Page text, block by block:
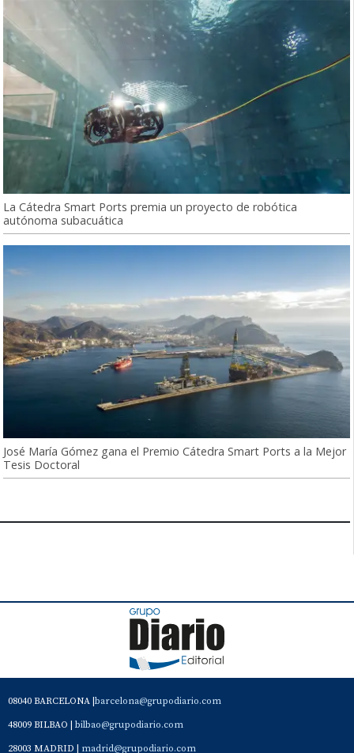
La Cátedra Smart Ports premia un proyecto de robótica
autónoma subacuática
José María Gómez gana el Premio Cátedra Smart Ports a la Mejor
Tesis Doctoral
08040 BARCELONA | barcelona@grupodiario.com
48009 BILBAO | bilbao@grupodiario.com
28003 MADRID | madrid@grupodiario.com